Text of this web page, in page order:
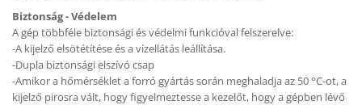
Biztonság - Védelem
A gép többféle biztonsági és védelmi funkcióval felszerelve:
-A kijelző elsötétítése és a vízellátás leállítása.
-Dupla biztonsági elszívó csap
-Amikor a hőmérséklet a forró gyártás során meghaladja az 50 °C-ot, a
kijelző pirosra vált, hogy figyelmeztesse a kezelőt, hogy a gépben lévő